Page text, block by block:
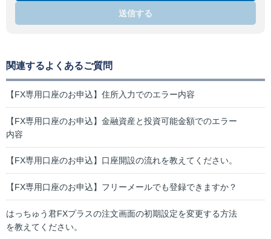
送信する
関連するよくあるご質問
【FX専用口座のお申込】住所入力でのエラー内容
【FX専用口座のお申込】金融資産と投資可能金額でのエラー
内容
【FX専用口座のお申込】口座開設の流れを教えてください。
【FX専用口座のお申込】フリーメールでも登録できますか？
はっちゅう君FXプラスの注文画面の初期設定を変更する方法
を教えてください。